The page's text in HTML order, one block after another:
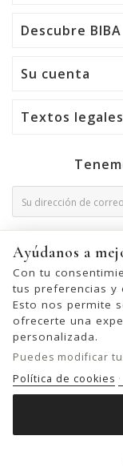
Descubre BIBA
Su cuenta
Textos legales
consulte nuestra
Ayúdanos a
Con tu
tus preferencias y
Esto nos permite
ofrecerte una
personalizada.
Puedes modificar
Política de cookies
© 2026 - United
Inscrita en el Registro
Folio